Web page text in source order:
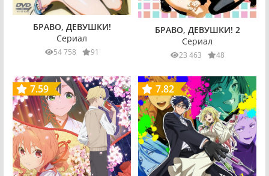
БРАВО, ДЕВУШКИ!
Сериал
54 758 91
БРАВО, ДЕВУШКИ! 2
Сериал
23 463 48
7.59 7.82